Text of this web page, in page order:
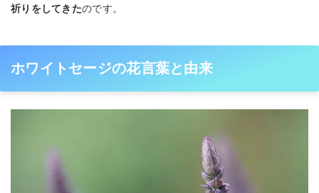
祈りをしてきたのです。
ホワイトセージの花言葉と由来